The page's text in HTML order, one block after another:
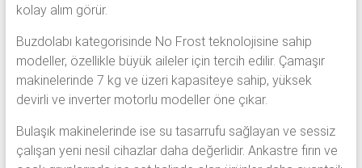
kolay alım görür.
Buzdolabı kategorisinde No Frost teknolojisine sahip
modeller, özellikle büyük aileler için tercih edilir. Çamaşır
makinelerinde 7 kg ve üzeri kapasiteye sahip, yüksek
devirli ve inverter motorlu modeller öne çıkar.
Bulaşık makinelerinde ise su tasarrufu sağlayan ve sessiz
çalışan yeni nesil cihazlar daha değerlidir. Ankastre fırın ve